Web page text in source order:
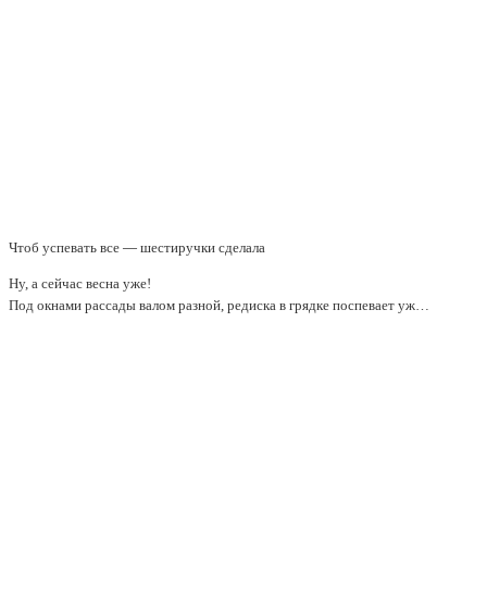
Чтоб успевать все — шестиручки сделала
Ну, а сейчас весна уже!
Под окнами рассады валом разной, редиска в грядке поспевает уж…